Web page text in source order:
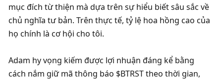
mục đích từ thiện mà dựa trên sự hiểu biết sâu sắc về
chủ nghĩa tư bản. Trên thực tế, tỷ lệ hoa hồng cao của
họ chính là cơ hội cho tôi.
Adam hy vọng kiếm được lợi nhuận đáng kể bằng
cách nắm giữ mã thông báo $BTRST theo thời gian,